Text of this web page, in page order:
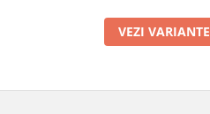
VEZI VARIANTE